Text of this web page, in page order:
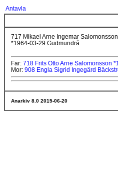
Antavla
717 Mikael Arne Ingemar Salomonsson
*1964-03-29 Gudmundrå
Far: 718 Frits Otto Arne Salomonsson
Mor: 908 Engla Sigrid Ingegärd
Anarkiv 8.0 2015-06-20